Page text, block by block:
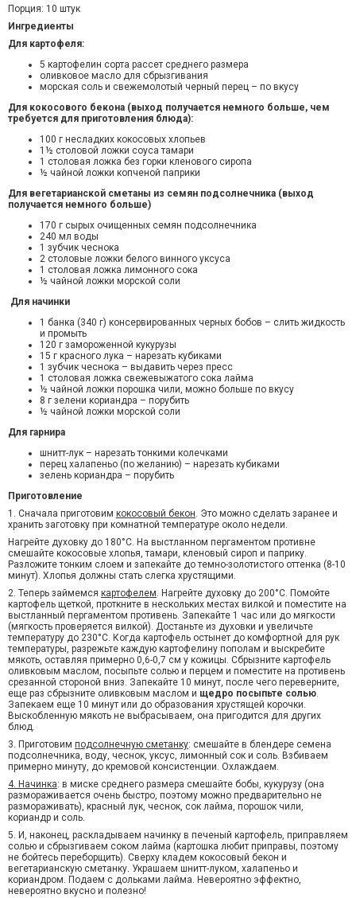
Порция: 10 штук
Ингредиенты
Для картофеля:
5 картофелин сорта рассет среднего размера
оливковое масло для сбрызгивания
морская соль и свежемолотый черный перец – по вкусу
Для кокосового бекона (выход получается немного больше, чем
требуется для приготовления блюда):
100 г несладких кокосовых хлопьев
1½ столовой ложки соуса тамари
1 столовая ложка без горки кленового сиропа
½ чайной ложки копченой паприки
Для вегетарианской сметаны из семян подсолнечника (выход
получается немного больше)
170 г сырых очищенных семян подсолнечника
240 мл воды
1 зубчик чеснока
2 столовые ложки белого винного уксуса
1 столовая ложка лимонного сока
½ чайной ложки морской соли
Для начинки
1 банка (340 г) консервированных черных бобов – слить жидкость
и промыть
120 г замороженной кукурузы
15 г красного лука – нарезать кубиками
1 зубчик чеснока – выдавить через пресс
1 столовая ложка свежевыжатого сока лайма
½ чайной ложки порошка чили, можно больше по вкусу
8 г зелени кориандра – порубить
½ чайной ложки морской соли
Для гарнира
шнитт-лук – нарезать тонкими колечками
перец халапеньо (по желанию) – нарезать кубиками
зелень кориандра – порубить
Приготовление
1. Сначала приготовим кокосовый бекон. Это можно сделать заранее и
хранить заготовку при комнатной температуре около недели.
Нагрейте духовку до 180°С. На выстланном пергаментом противне
смешайте кокосовые хлопья, тамари, кленовый сироп и паприку.
Разложите тонким слоем и запекайте до темно-золотистого оттенка (8-10
минут). Хлопья должны стать слегка хрустящими.
2. Теперь займемся картофелем. Нагрейте духовку до 200°С. Помойте
картофель щеткой, проткните в нескольких местах вилкой и поместите на
выстланный пергаментом противень. Запекайте 1 час или до мягкости
(мягкость проверяется вилкой). Достаньте из духовки и увеличьте
температуру до 230°С. Когда картофель остынет до комфортной для рук
температуры, разрежьте каждую картофелину пополам и выскребите
мякоть, оставляя примерно 0,6-0,7 см у кожицы. Сбрызните картофель
оливковым маслом, посыпьте солью и перцем и поместите на противень
срезанной стороной вниз. Запекайте 10 минут, после чего переверните,
еще раз сбрызните оливковым маслом и щедро посыпьте солью.
Запекаем еще 10 минут или до образования хрустящей корочки.
Выскобленную мякоть не выбрасываем, она пригодится для других
блюд.
3. Приготовим подсолнечную сметанку: смешайте в блендере семена
подсолнечника, воду, чеснок, уксус, лимонный сок и соль. Взбиваем
примерно минуту, до кремовой консистенции. Охлаждаем.
4. Начинка: в миске среднего размера смешайте бобы, кукурузу (она
размораживается очень быстро, поэтому можно предварительно не
размораживать), красный лук, чеснок, сок лайма, порошок чили,
кориандр и соль.
5. И, наконец, раскладываем начинку в печеный картофель, приправляем
солью и сбрызгиваем соком лайма (картошка любит приправы, поэтому
не бойтесь переборщить). Сверху кладем кокосовый бекон и
вегетарианскую сметанку. Украшаем шнитт-луком, халапеньо и
кориандром. Подаем с дольками лайма. Невероятно эффектно,
невероятно вкусно и полезно!